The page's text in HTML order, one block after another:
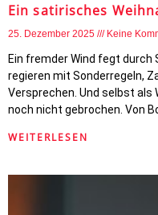
Ein satirisches
25. Dezember 2025 Keine
Ein fremder Wind fegt durch
regieren mit Sonderregeln,
Versprechen. Und selbst
noch nicht gebrochen. Von
WEITERLESEN